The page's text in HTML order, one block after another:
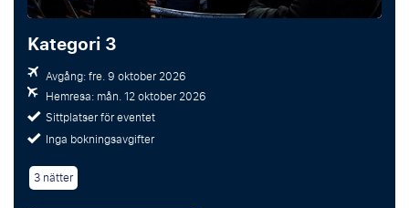
Kategori 3
Avgång: fre. 9 oktober 2026
Hemresa: mån. 12 oktober 2026
Sittplatser för eventet
Inga bokningsavgifter
3 nätter